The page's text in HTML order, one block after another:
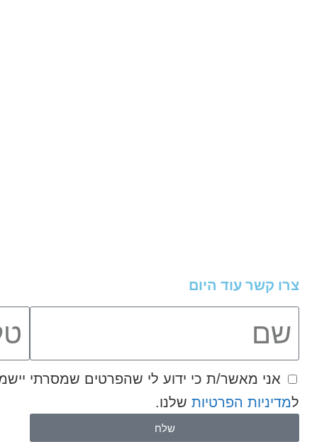
צרו קשר עוד היום
למדיניות הפרטיות שלנו.
שלח